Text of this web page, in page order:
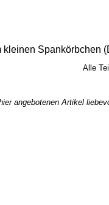
kleinen Spankörbchen
Alle
angebotenen Artikel